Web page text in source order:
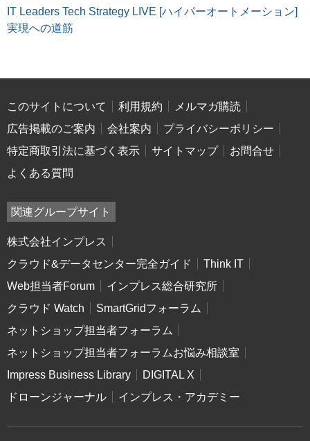
IT Leaders Tech Strategy LIVE [ハイパーオートメーション]
実現への道筋
このサイトについて 利用規約
メルマガ購読
広告掲載のご案内
会社案内
プライバシーポリシー
特定商取引法に基づく表示
サイトマップ
お問合せ
よくある質問
関連グループサイト
株式会社インプレス
クラウド&データセンター完全ガイド
Think IT
Web担当者Forum
インプレス総合研究所
クラウド Watch
SmartGridフォーラム
ネットショップ担当者フォーラム
ネットショップ担当者フォーラムお悩み相談室
Impress Business Library
DIGITAL X
ドローンジャーナル
インプレス・アカデミー